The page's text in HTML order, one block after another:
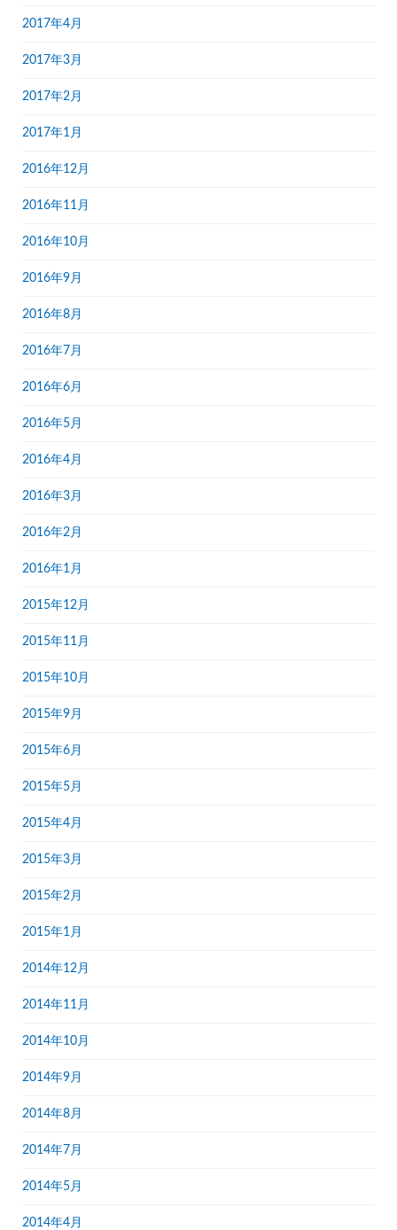
2017年4月
2017年3月
2017年2月
2017年1月
2016年12月
2016年11月
2016年10月
2016年9月
2016年8月
2016年7月
2016年6月
2016年5月
2016年4月
2016年3月
2016年2月
2016年1月
2015年12月
2015年11月
2015年10月
2015年9月
2015年6月
2015年5月
2015年4月
2015年3月
2015年2月
2015年1月
2014年12月
2014年11月
2014年10月
2014年9月
2014年8月
2014年7月
2014年5月
2014年4月